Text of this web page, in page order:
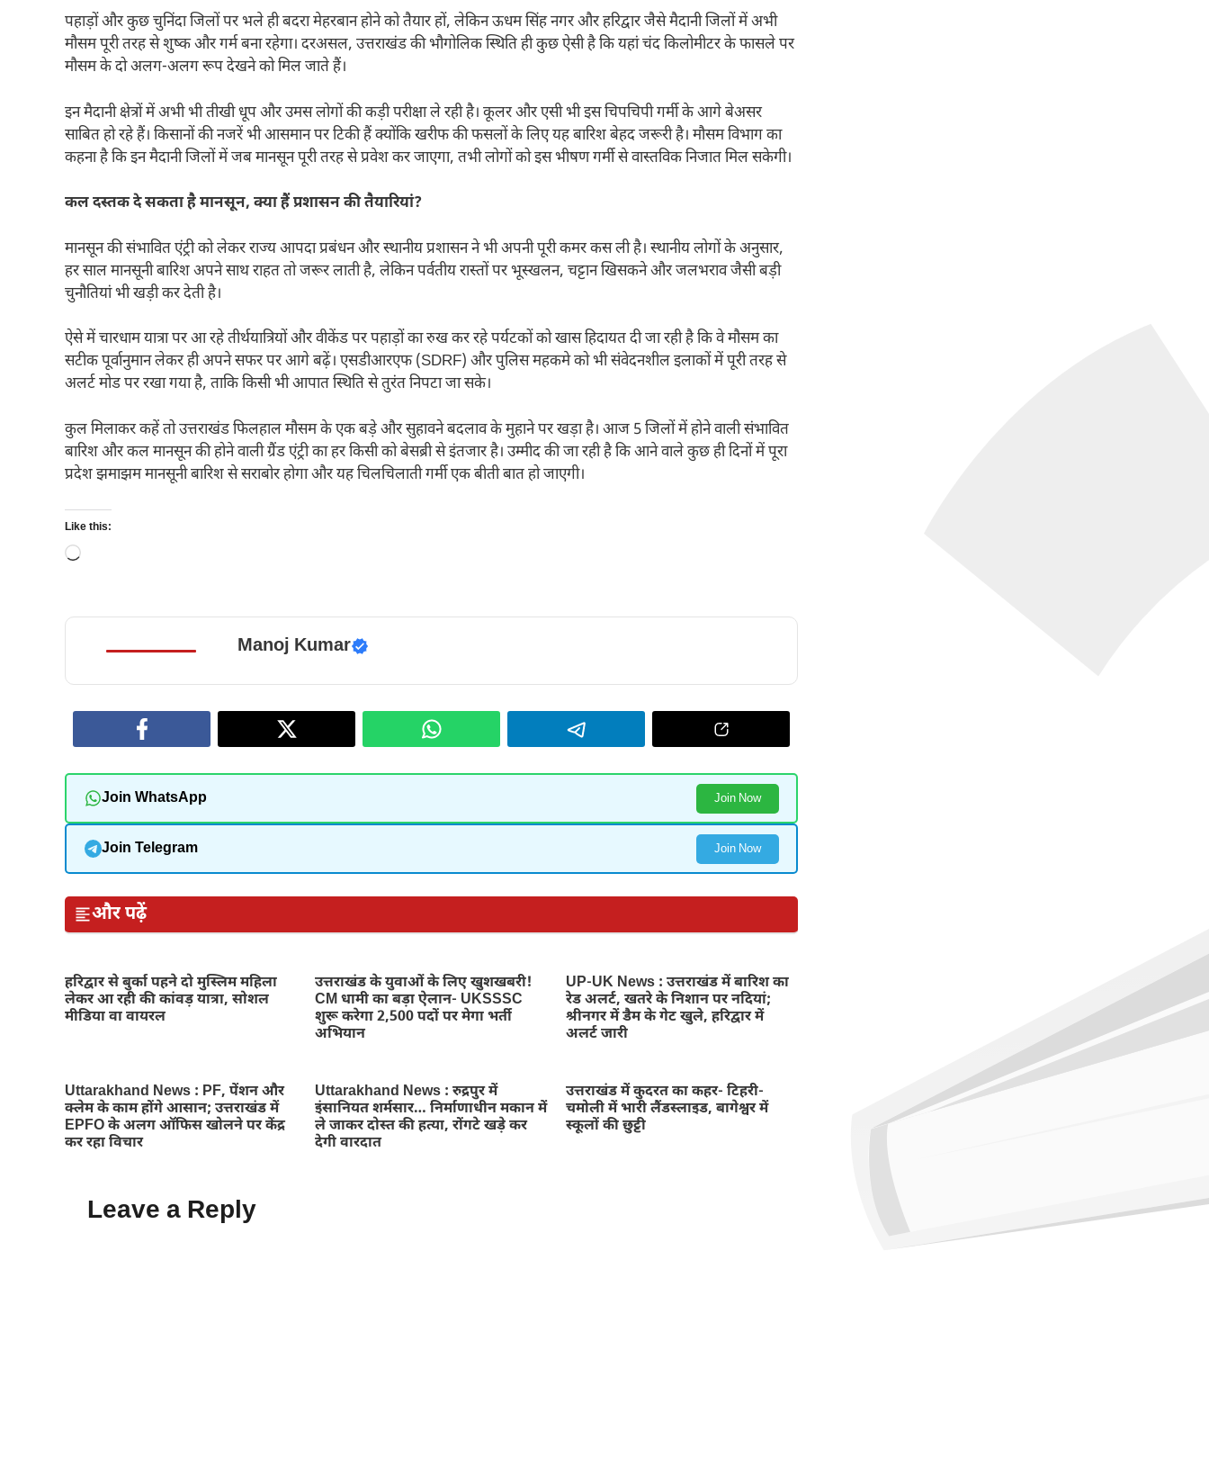
पहाड़ों और कुछ चुनिंदा जिलों पर भले ही बदरा मेहरबान होने को तैयार हों, लेकिन ऊधम सिंह नगर और हरिद्वार जैसे मैदानी जिलों में अभी
मौसम पूरी तरह से शुष्क और गर्म बना रहेगा। दरअसल, उत्तराखंड की भौगोलिक स्थिति ही कुछ ऐसी है कि यहां चंद किलोमीटर के फासले पर
मौसम के दो अलग-अलग रूप देखने को मिल जाते हैं।
इन मैदानी क्षेत्रों में अभी भी तीखी धूप और उमस लोगों की कड़ी परीक्षा ले रही है। कूलर और एसी भी इस चिपचिपी गर्मी के आगे बेअसर
साबित हो रहे हैं। किसानों की नजरें भी आसमान पर टिकी हैं क्योंकि खरीफ की फसलों के लिए यह बारिश बेहद जरूरी है। मौसम विभाग का
कहना है कि इन मैदानी जिलों में जब मानसून पूरी तरह से प्रवेश कर जाएगा, तभी लोगों को इस भीषण गर्मी से वास्तविक निजात मिल सकेगी।
कल दस्तक दे सकता है मानसून, क्या हैं प्रशासन की तैयारियां?
मानसून की संभावित एंट्री को लेकर राज्य आपदा प्रबंधन और स्थानीय प्रशासन ने भी अपनी पूरी कमर कस ली है। स्थानीय लोगों के अनुसार,
हर साल मानसूनी बारिश अपने साथ राहत तो जरूर लाती है, लेकिन पर्वतीय रास्तों पर भूस्खलन, चट्टान खिसकने और जलभराव जैसी बड़ी
चुनौतियां भी खड़ी कर देती है।
ऐसे में चारधाम यात्रा पर आ रहे तीर्थयात्रियों और वीकेंड पर पहाड़ों का रुख कर रहे पर्यटकों को खास हिदायत दी जा रही है कि वे मौसम का
सटीक पूर्वानुमान लेकर ही अपने सफर पर आगे बढ़ें। एसडीआरएफ (SDRF) और पुलिस महकमे को भी संवेदनशील इलाकों में पूरी तरह से
अलर्ट मोड पर रखा गया है, ताकि किसी भी आपात स्थिति से तुरंत निपटा जा सके।
कुल मिलाकर कहें तो उत्तराखंड फिलहाल मौसम के एक बड़े और सुहावने बदलाव के मुहाने पर खड़ा है। आज 5 जिलों में होने वाली संभावित
बारिश और कल मानसून की होने वाली ग्रैंड एंट्री का हर किसी को बेसब्री से इंतजार है। उम्मीद की जा रही है कि आने वाले कुछ ही दिनों में पूरा
प्रदेश झमाझम मानसूनी बारिश से सराबोर होगा और यह चिलचिलाती गर्मी एक बीती बात हो जाएगी।
Like this:
Loading…
Manoj Kumar
Join WhatsApp Join Now
Join Telegram Join Now
और पढ़ें
हरिद्वार से बुर्का पहने दो मुस्लिम महिला
लेकर आ रही की कांवड़ यात्रा, सोशल
मीडिया वा वायरल
उत्तराखंड के युवाओं के लिए खुशखबरी!
CM धामी का बड़ा ऐलान- UKSSSC
शुरू करेगा 2,500 पदों पर मेगा भर्ती
अभियान
UP-UK News : उत्तराखंड में बारिश का
रेड अलर्ट, खतरे के निशान पर नदियां;
श्रीनगर में डैम के गेट खुले, हरिद्वार में
अलर्ट जारी
Uttarakhand News : PF, पेंशन और
क्लेम के काम होंगे आसान; उत्तराखंड में
EPFO के अलग ऑफिस खोलने पर केंद्र
कर रहा विचार
Uttarakhand News : रुद्रपुर में
इंसानियत शर्मसार… निर्माणाधीन मकान में
ले जाकर दोस्त की हत्या, रोंगटे खड़े कर
देगी वारदात
उत्तराखंड में कुदरत का कहर- टिहरी-
चमोली में भारी लैंडस्लाइड, बागेश्वर में
स्कूलों की छुट्टी
Leave a Reply